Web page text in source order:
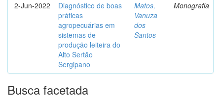
2-Jun-2022
Diagnóstico de boas
práticas
agropecuárias em
sistemas de
produção leiteira do
Alto Sertão
Sergipano
Matos,
Vanuza
dos
Santos
Monografia
Busca facetada